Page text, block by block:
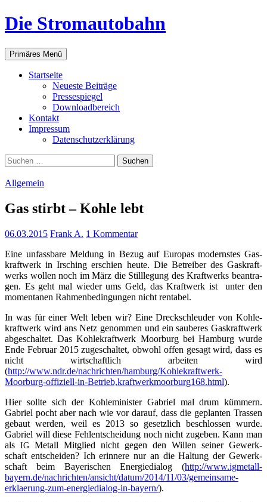
Zum
Inhalt
Die Stromautobahn
Suchen
Primäres Menü
Start­sei­te
Neu­es­te Beiträge
Pres­se­spie­gel
Down­load­be­reich
Kon­takt
Impres­sum
Daten­schutz­er­klä­rung
Suchen
nach:
Allgemein
Gas stirbt – Koh­le lebt
06.03.2015 Frank A. 1 Kommentar
Eine unfass­ba­re Mel­dung in Bezug auf Euro­pas moderns­tes Gas­
kraft­werk in Irsching erschien heu­te. Die Betrei­ber des Gas­kraft­
werks wol­len noch im März die Still­le­gung des Kraft­werks bean­tra­
gen. Es geht mal wie­der ums Geld, das Kraft­werk ist unter den
momen­ta­nen Rah­men­be­din­gun­gen nicht rentabel.
In was für einer Welt leben wir? Eine Dreck­schleu­der von Koh­le­
kraft­werk wird ans Netz genom­men und ein sau­be­res Gas­kraft­werk
abge­schal­tet. Das Koh­le­kraft­werk Moor­burg bei Ham­burg wur­de
Ende Febru­ar 2015 zuge­schal­tet, obwohl offen gesagt wird, dass es
nicht wirt­schaft­lich arbei­ten wird
(http://www.ndr.de/nachrichten/hamburg/Kohlekraftwerk-
Moorburg-offiziell-in-Betrieb,kraftwerkmoorburg168.html).
Hier soll­te sich der Koh­le­mi­nis­ter Gabri­el mal drum küm­mern.
Gabri­el pocht aber nach wie vor dar­auf, dass die geplan­ten Tras­sen
gebaut wer­den, weil es 2013 so gesetz­lich beschlos­sen wur­de.
Gabri­el will die­se Fehl­ent­schei­dung noch nicht zuge­ben. Kann man
als IG Metall Mit­glied nicht gegen den Wil­len sei­ner Gewerk­
schaft ent­schei­den? Ich erin­ne­re nur an die Hal­tung der Gewerk­
schaft beim Baye­ri­schen Ener­gie­dia­log (http://www.igmetall-
bayern.de/nachrichten/ansicht/datum/2014/11/03/gemeinsame-
erklaerung-zum-energiedialog-in-bayern/).